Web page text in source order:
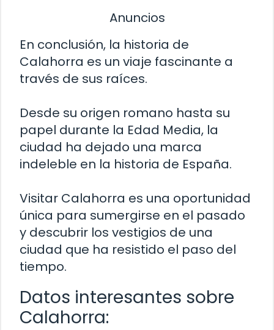
Anuncios
En conclusión, la historia de
Calahorra es un viaje fascinante a
través de sus raíces.
Desde su origen romano hasta su
papel durante la Edad Media, la
ciudad ha dejado una marca
indeleble en la historia de España.
Visitar Calahorra es una oportunidad
única para sumergirse en el pasado
y descubrir los vestigios de una
ciudad que ha resistido el paso del
tiempo.
Datos interesantes sobre
Calahorra: